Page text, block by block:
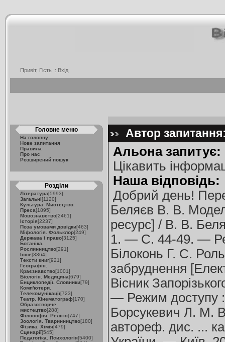
Привіт, Гість :: Вхід
Головне меню
На головну
Нове запитання
Правила
Про нас
Розширений пошук
Розділи
Література[5993]
Загальні[1120]
Культура. Мистецтво.
Преса[1895]
Мовознавство[2461]
Історія[2237]
Поза умовами довідки[463]
Міфологія. Фольклор[249]
Держава і право[3125]
Ботаніка.
Рослинництво[291]
Інше[3364]
Тексти книг[921]
Географія.
Краєзнавство[1001]
Біологія. Медицина[679]
Енциклопедії. Словники[79]
Комп'ютери.
Телекомунікації[723]
Театр. Кінематограф[170]
Образотворче
мистецтво[288]
Філософія. Релігія[747]
Зоологія. Тваринництво[180]
Фізика. Хімія[479]
Сценарії[545]
Педагогіка. Психологія[5400]
Автор
Альона запитує:
Цікавить
Наша відповідь:
Добрий день!
Беляєв В. В.
ресурс] / В. В.
1. — С. 44-49. —
Білоконь Г. С.
забруднення
Вісник
— Режим доступу
Борсукевич Л. М.
автореф. дис. ...